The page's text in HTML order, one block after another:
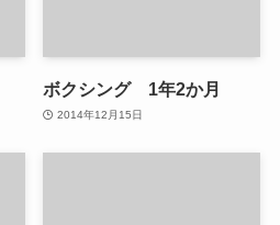
ボクシング 1年2か月
2014年12月15日